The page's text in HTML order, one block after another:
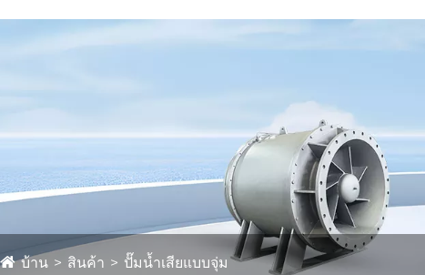
บ้าน สินค้า ปั๊มน้ำเสียแบบจุ่ม